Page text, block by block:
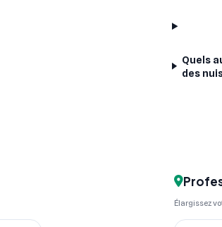
Quels
des
Élargissez